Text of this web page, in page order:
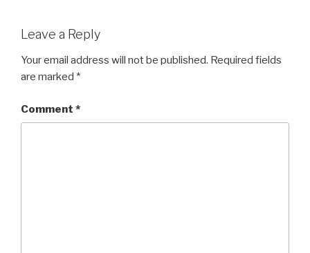
Leave a Reply
Your email address will not be published. Required fields
are marked *
Comment *